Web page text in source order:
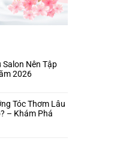
Salon Nên Tập
2026
Tóc Thơm Lâu
– Khám Phá